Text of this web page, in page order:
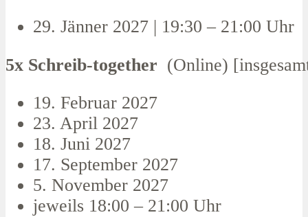
29. Jänner 2027 | 19:30 – 21:00 Uhr
5x Schreib-together (Online)
19. Februar 2027
23. April 2027
18. Juni 2027
17. September 2027
5. November 2027
jeweils 18:00 – 21:00 Uhr